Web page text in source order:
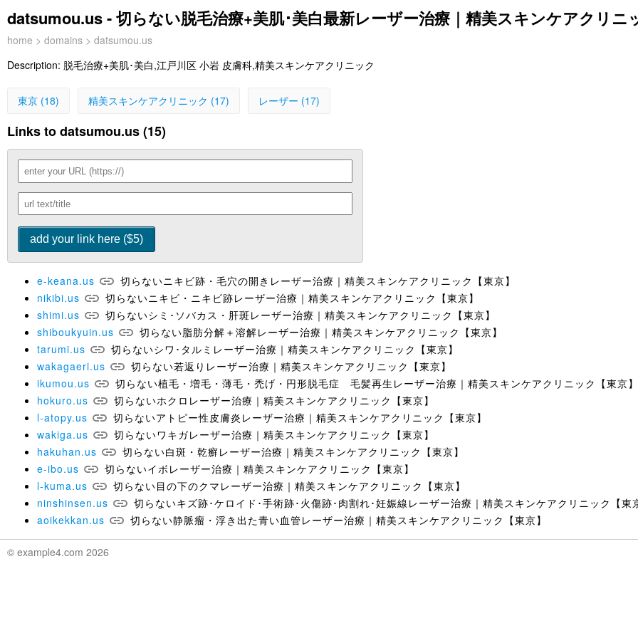
datsumou.us - 切らない脱毛治療+美肌･美白最新レーザー治療｜精美スキンケアクリニ
home > domains > datsumou.us
Description: 脱毛治療+美肌･美白,江戸川区 小岩 皮膚科,精美スキンケアクリニック
東京 (18) 精美スキンケアクリニック (17) レーザー (17)
Links to datsumou.us (15)
e-keana.us
切らないニキビ跡・毛穴の開きレーザー治療｜精美スキンケアクリニック【東京】
nikibi.us
切らないニキビ・ニキビ跡レーザー治療｜精美スキンケアクリニック【東京】
shimi.us
切らないシミ･ソバカス・肝斑レーザー治療｜精美スキンケアクリニック【東京】
shiboukyuin.us
切らない脂肪分解＋溶解レーザー治療｜精美スキンケアクリニック【東京】
tarumi.us
切らないシワ･タルミレーザー治療｜精美スキンケアクリニック【東京】
wakagaeri.us
切らない若返りレーザー治療｜精美スキンケアクリニック【東京】
ikumou.us
切らない植毛・増毛・薄毛・禿げ・円形脱毛症 毛髪再生レーザー治療｜精美スキンケアクリニック【東京】
hokuro.us
切らないホクロレーザー治療｜精美スキンケアクリニック【東京】
l-atopy.us
切らないアトピー性皮膚炎レーザー治療｜精美スキンケアクリニック【東京】
wakiga.us
切らないワキガレーザー治療｜精美スキンケアクリニック【東京】
hakuhan.us
切らない白斑・乾癬レーザー治療｜精美スキンケアクリニック【東京】
e-ibo.us
切らないイボレーザー治療｜精美スキンケアクリニック【東京】
l-kuma.us
切らない目の下のクマレーザー治療｜精美スキンケアクリニック【東京】
ninshinsen.us
切らないキズ跡･ケロイド･手術跡･火傷跡･肉割れ･妊娠線レーザー治療｜精美スキンケアクリニック【東
aoikekkan.us
切らない静脈瘤・浮き出た青い血管レーザー治療｜精美スキンケアクリニック【東京】
© example4.com 2026